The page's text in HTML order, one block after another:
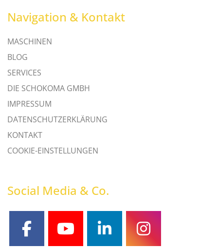
Navigation & Kontakt
MASCHINEN
BLOG
SERVICES
DIE SCHOKOMA GMBH
IMPRESSUM
DATENSCHUTZERKLÄRUNG
KONTAKT
COOKIE-EINSTELLUNGEN
Social Media & Co.
facebookyoutubelinkedininstagram